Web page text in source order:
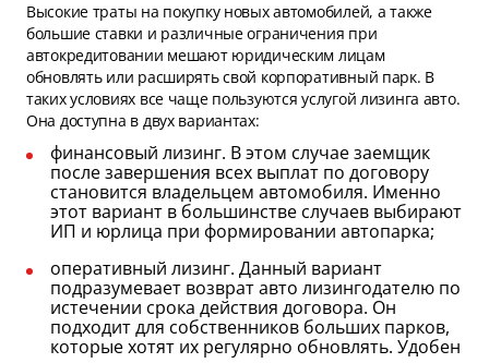
Высокие траты на покупку новых автомобилей, а также
большие ставки и различные ограничения при
автокредитовании мешают юридическим лицам
обновлять или расширять свой корпоративный парк. В
таких условиях все чаще пользуются услугой лизинга авто.
Она доступна в двух вариантах:
финансовый лизинг. В этом случае заемщик
после завершения всех выплат по договору
становится владельцем автомобиля. Именно
этот вариант в большинстве случаев выбирают
ИП и юрлица при формировании автопарка;
оперативный лизинг. Данный вариант
подразумевает возврат авто лизингодателю по
истечении срока действия договора. Он
подходит для собственников больших парков,
которые хотят их регулярно обновлять. Удобен